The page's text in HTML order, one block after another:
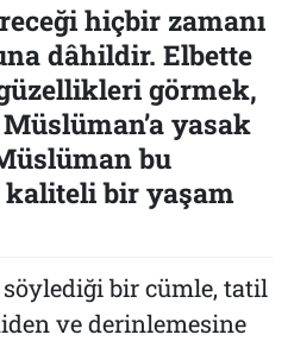
hiçbir zamanı
dâhildir. Elbette
güzellikleri görmek,
yasak
bu
kaliteli bir yaşam
bir cümle, tatil
ve derinlemesine